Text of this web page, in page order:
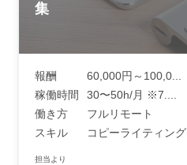
集
報酬
60,000円～100,0...
稼働時間
30〜50h/月 ※7....
働き方
フルリモート
スキル
コピーライティング
担当より